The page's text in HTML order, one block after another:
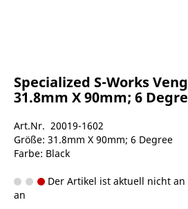
Specialized S-Works
31.8mm X 90mm; 6
Art.Nr. 20019-1602
Größe: 31.8mm X 90mm; 6 Degree
Farbe: Black
Der Artikel ist aktuell nicht
an